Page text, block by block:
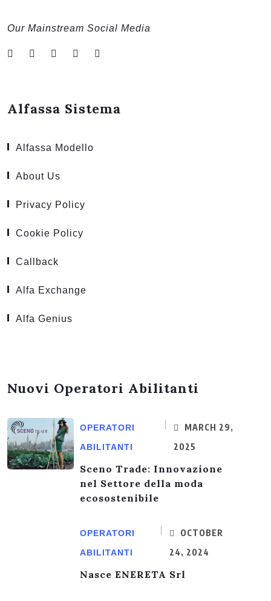
Our Mainstream Social Media
Alfassa Sistema
Alfassa Modello
About Us
Privacy Policy
Cookie Policy
Callback
Alfa Exchange
Alfa Genius
Nuovi Operatori Abilitanti
OPERATORI
ABILITANTI
MARCH 29,
2025
Sceno Trade: Innovazione
nel Settore della moda
ecosostenibile
OPERATORI
ABILITANTI
OCTOBER
24, 2024
Nasce ENERETA Srl